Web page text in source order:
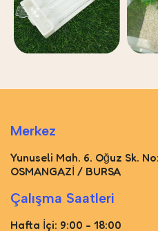
Merkez
Yunuseli Mah. 6. Oğuz Sk.
OSMANGAZİ / BURSA
Çalışma Saatleri
Hafta İçi: 9:00 - 18:00